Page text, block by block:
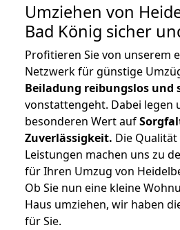
Umziehen von
Bad König sicher
Profitieren Sie von unserem
Netzwerk für günstige
Beiladung reibungslos und
vonstattengeht. Dabei legen
besonderen Wert auf
Zuverlässigkeit. Die
Leistungen machen uns zu
für Ihren Umzug von
Ob Sie nun eine kleine
Haus umziehen, wir haben
für Sie.